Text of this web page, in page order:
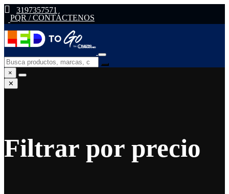
3197357571
PQR / CONTÁCTENOS
×
✕
Filtrar por precio